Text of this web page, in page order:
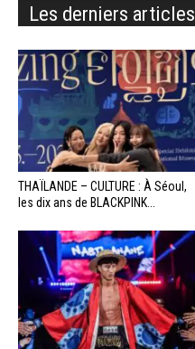
Les derniers articles
THAÏLANDE – CULTURE : À Séoul,
les dix ans de BLACKPINK...